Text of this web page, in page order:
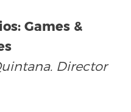
Games &
Director